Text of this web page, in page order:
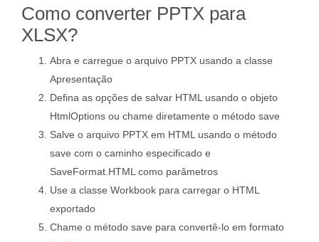
Como converter PPTX para
XLSX?
Abra e carregue o arquivo PPTX usando a classe
Apresentação
Defina as opções de salvar HTML usando o objeto
HtmlOptions ou chame diretamente o método save
Salve o arquivo PPTX em HTML usando o método
save com o caminho especificado e
SaveFormat.HTML como parâmetros
Use a classe Workbook para carregar o HTML
exportado
Chame o método save para convertê-lo em formato